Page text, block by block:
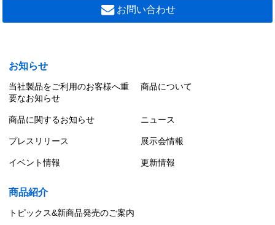
お問い合わせ
お知らせ
当社製品をご利用のお客様へ重
要なお知らせ
商品について
商品に関するお知らせ ニュース
プレスリリース 展示会情報
イベント情報 更新情報
商品紹介
トピックス&新商品発売のご案内